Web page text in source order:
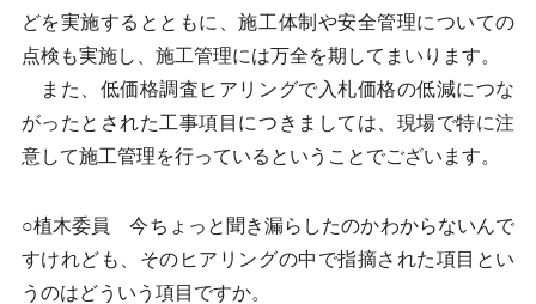
どを実施するとともに、施工体制や安全管理についての
点検も実施し、施工管理には万全を期してまいります。
また、低価格調査ヒアリングで入札価格の低減につな
がったとされた工事項目につきましては、現場で特に注
意して施工管理を行っているということでございます。
○植木委員 今ちょっと聞き漏らしたのかわからないんで
すけれども、そのヒアリングの中で指摘された項目とい
うのはどういう項目ですか。